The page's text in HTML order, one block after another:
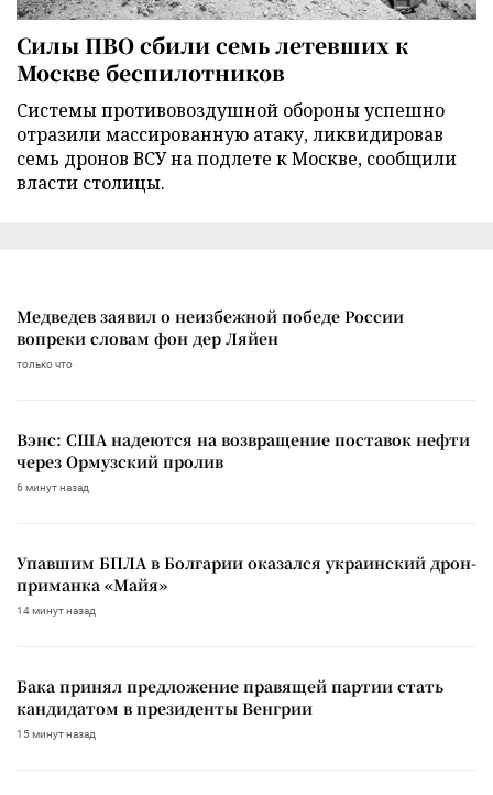
Силы ПВО сбили семь летевших к
Москве беспилотников
Cистемы противовоздушной обороны успешно
отразили массированную атаку, ликвидировав
семь дронов ВСУ на подлете к Москве, сообщили
власти столицы.
Медведев заявил о неизбежной победе России
вопреки словам фон дер Ляйен
только что
Вэнс: США надеются на возвращение поставок нефти
через Ормузский пролив
6 минут назад
Упавшим БПЛА в Болгарии оказался украинский дрон-
приманка «Майя»
14 минут назад
Бака принял предложение правящей партии стать
кандидатом в президенты Венгрии
15 минут назад